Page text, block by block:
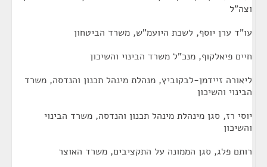
וצה"ל
עו"ד ערן יוסף, לשכת היועמ"ש, משרד הביטחון
חיים פיאלקוף, מנכ"ל משרד הבינוי והשיכון
ליאורה זיידמן-לבקוביץ, מנהלת מינהל תכנון והנדסה, משרד
הבינוי והשיכון
יוסי רז, סגן מינהלת מינהל תכנון והנדסה, משרד הבינוי
והשיכון
רותם פלג, סגן הממונה על התקציבים, משרד האוצר